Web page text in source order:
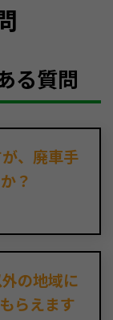
る質問
、廃車手
？
の地域に
らえます